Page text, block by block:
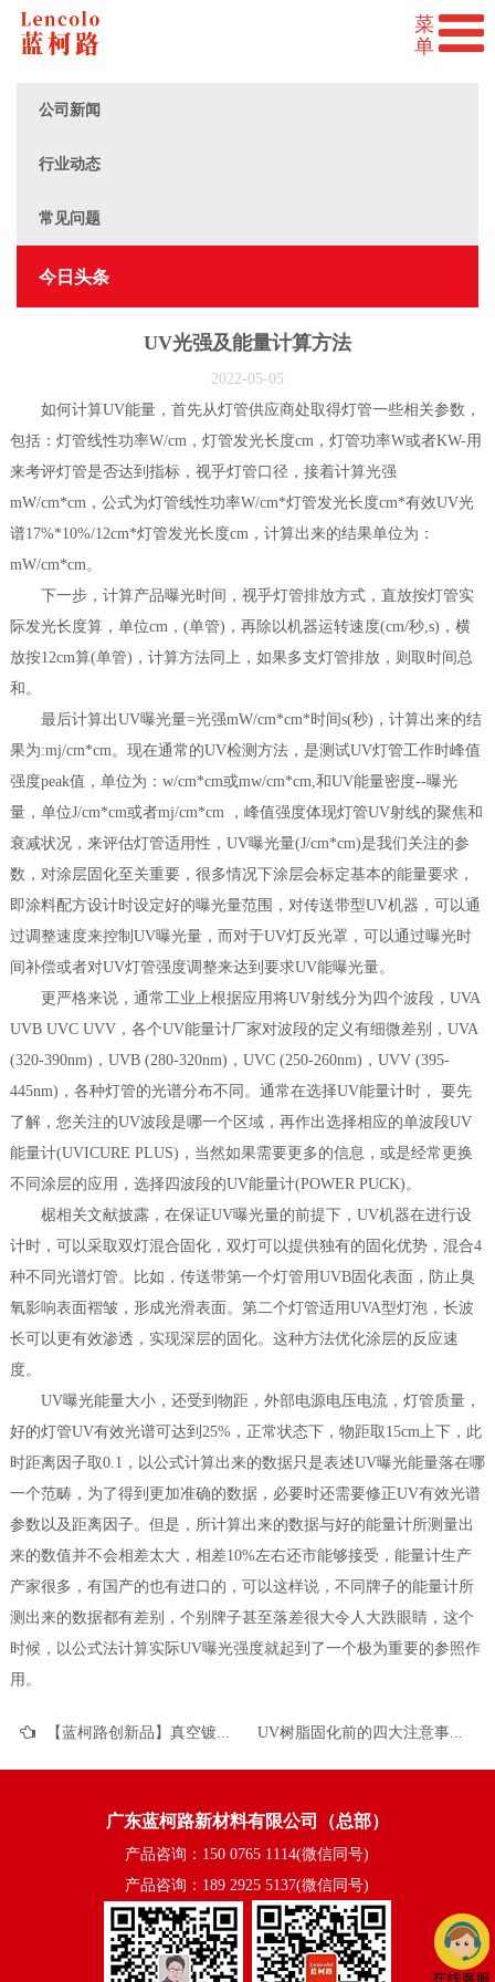
公司新闻
行业动态
常见问题
今日头条
UV光强及能量计算方法
2022-05-05
如何计算UV能量，首先从灯管供应商处取得灯管一些相关参数，
包括：灯管线性功率W/cm，灯管发光长度cm，灯管功率W或者KW-用
来考评灯管是否达到指标，视乎灯管口径，接着计算光强
mW/cm*cm，公式为灯管线性功率W/cm*灯管发光长度cm*有效UV光
谱17%*10%/12cm*灯管发光长度cm，计算出来的结果单位为：
mW/cm*cm。
下一步，计算产品曝光时间，视乎灯管排放方式，直放按灯管实
际发光长度算，单位cm，(单管)，再除以机器运转速度(cm/秒,s)，横
放按12cm算(单管)，计算方法同上，如果多支灯管排放，则取时间总
和。
最后计算出UV曝光量=光强mW/cm*cm*时间s(秒)，计算出来的结
果为:mj/cm*cm。现在通常的UV检测方法，是测试UV灯管工作时峰值
强度peak值，单位为：w/cm*cm或mw/cm*cm,和UV能量密度--曝光
量，单位J/cm*cm或者mj/cm*cm ，峰值强度体现灯管UV射线的聚焦和
衰减状况，来评估灯管适用性，UV曝光量(J/cm*cm)是我们关注的参
数，对涂层固化至关重要，很多情况下涂层会标定基本的能量要求，
即涂料配方设计时设定好的曝光量范围，对传送带型UV机器，可以通
过调整速度来控制UV曝光量，而对于UV灯反光罩，可以通过曝光时
间补偿或者对UV灯管强度调整来达到要求UV能曝光量。
更严格来说，通常工业上根据应用将UV射线分为四个波段，UVA
UVB UVC UVV，各个UV能量计厂家对波段的定义有细微差别，UVA
(320-390nm)，UVB (280-320nm)，UVC (250-260nm)，UVV (395-
445nm)，各种灯管的光谱分布不同。通常在选择UV能量计时， 要先
了解，您关注的UV波段是哪一个区域，再作出选择相应的单波段UV
能量计(UVICURE PLUS)，当然如果需要更多的信息，或是经常更换
不同涂层的应用，选择四波段的UV能量计(POWER PUCK)。
椐相关文献披露，在保证UV曝光量的前提下，UV机器在进行设
计时，可以采取双灯混合固化，双灯可以提供独有的固化优势，混合4
种不同光谱灯管。比如，传送带第一个灯管用UVB固化表面，防止臭
氧影响表面褶皱，形成光滑表面。第二个灯管适用UVA型灯泡，长波
长可以更有效渗透，实现深层的固化。这种方法优化涂层的反应速
度。
UV曝光能量大小，还受到物距，外部电源电压电流，灯管质量，
好的灯管UV有效光谱可达到25%，正常状态下，物距取15cm上下，此
时距离因子取0.1，以公式计算出来的数据只是表述UV曝光能量落在哪
一个范畴，为了得到更加准确的数据，必要时还需要修正UV有效光谱
参数以及距离因子。但是，所计算出来的数据与好的能量计所测量出
来的数值并不会相差太大，相差10%左右还市能够接受，能量计生产
产家很多，有国产的也有进口的，可以这样说，不同牌子的能量计所
测出来的数据都有差别，个别牌子甚至落差很大令人大跌眼睛，这个
时候，以公式法计算实际UV曝光强度就起到了一个极为重要的参照作
用。
UV树脂固化前的四大注意事项
广东蓝柯路新材料有限公司（总部）
产品咨询：150 0765 1114(微信同号)
产品咨询：189 2925 5137(微信同号)